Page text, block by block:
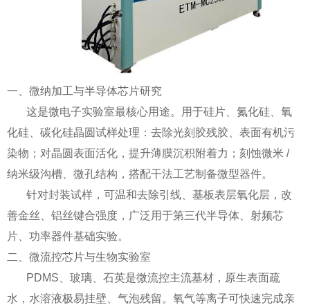
一、微纳加工与半导体芯片研究
这是微电子实验室最核心用途。用于硅片、氮化硅、氧
化硅、碳化硅晶圆试样处理：去除光刻胶残胶、表面有机污
染物；对晶圆表面活化，提升薄膜沉积附着力；刻蚀微米 /
纳米级沟槽、微孔结构，搭配干法工艺制备微型器件。
针对封装试样，可温和去除引线、基板表层氧化层，改
善金丝、铝丝键合强度，广泛用于第三代半导体、射频芯
片、功率器件基础实验。
二、微流控芯片与生物实验室
PDMS、玻璃、石英是微流控主流基材，原生表面疏
水，水溶液极易挂壁、气泡残留。氧气等离子可快速完成亲